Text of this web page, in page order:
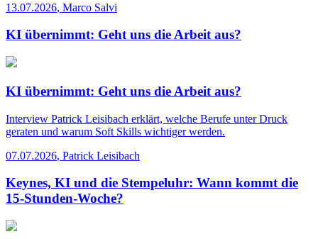
13.07.2026, Marco Salvi
KI übernimmt: Geht uns die Arbeit aus?
KI übernimmt: Geht uns die Arbeit aus?
Interview Patrick Leisibach erklärt, welche Berufe unter Druck
geraten und warum Soft Skills wichtiger werden.
07.07.2026, Patrick Leisibach
Keynes, KI und die Stempeluhr: Wann kommt die
15-Stunden-Woche?